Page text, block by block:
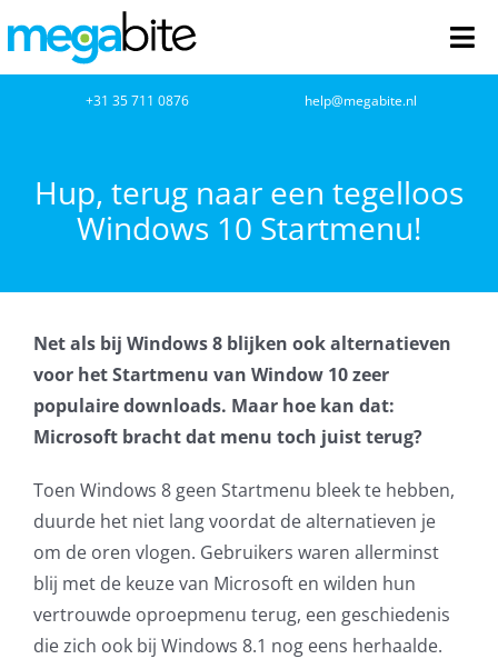
naar
inhoud
Netwerkbeheer
Cloud Computing
VOIP
AVG
Office365
Glasvezelverbindingen
+31 35 711 0876 help@megabite.nl
Hup, terug naar een tegelloos
Windows 10 Startmenu!
Net als bij Windows 8 blijken ook alternatieven
voor het Startmenu van Window 10 zeer
populaire downloads. Maar hoe kan dat:
Microsoft bracht dat menu toch juist terug?
Toen Windows 8 geen Startmenu bleek te hebben,
duurde het niet lang voordat de alternatieven je
om de oren vlogen. Gebruikers waren allerminst
blij met de keuze van Microsoft en wilden hun
vertrouwde oproepmenu terug, een geschiedenis
die zich ook bij Windows 8.1 nog eens herhaalde.